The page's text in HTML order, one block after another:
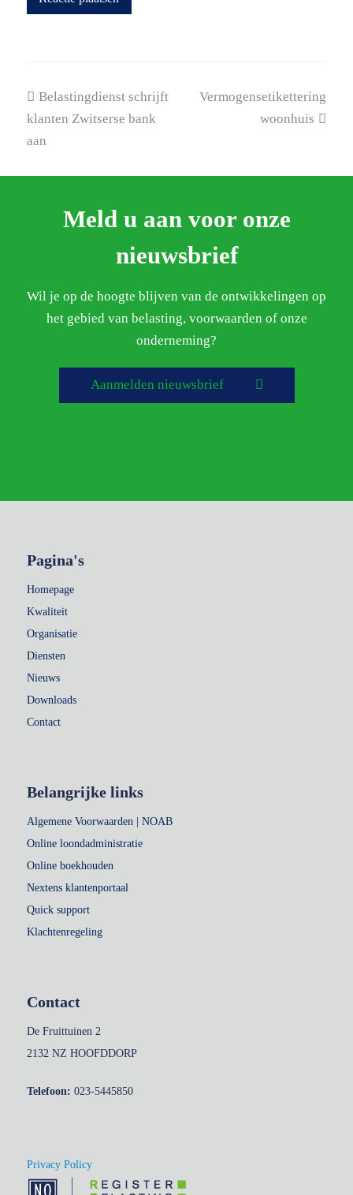
previous
post:
Belastingdienst schrijft
klanten Zwitserse bank
aan
next
Vermogensetikettering
woonhuis
Meld u aan voor onze
nieuwsbrief
Wil je op de hoogte blijven van de ontwikkelingen op
het gebied van belasting, voorwaarden of onze
onderneming?
Aanmelden nieuwsbrief
Pagina's
Homepage
Kwaliteit
Organisatie
Diensten
Nieuws
Downloads
Contact
Belangrijke links
Algemene Voorwaarden | NOAB
Online loondadministratie
Online boekhouden
Nextens klantenportaal
Quick support
Klachtenregeling
Contact
De Fruittuinen 2
2132 NZ HOOFDDORP
Telefoon: 023-5445850
Privacy Policy